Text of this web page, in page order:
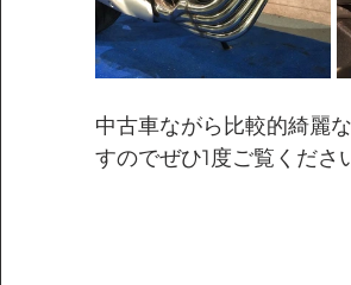
中古車ながら比較的綺麗
すのでぜひ1度ご覧くださ